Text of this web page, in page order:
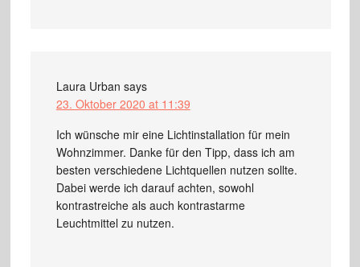
Laura Urban says
23. Oktober 2020 at 11:39
Ich wünsche mir eine Lichtinstallation für mein
Wohnzimmer. Danke für den Tipp, dass ich am
besten verschiedene Lichtquellen nutzen sollte.
Dabei werde ich darauf achten, sowohl
kontrastreiche als auch kontrastarme
Leuchtmittel zu nutzen.